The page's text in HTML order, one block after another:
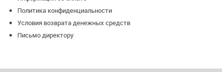
Политика конфиденциальности
Условия возврата денежных средств
Письмо директору